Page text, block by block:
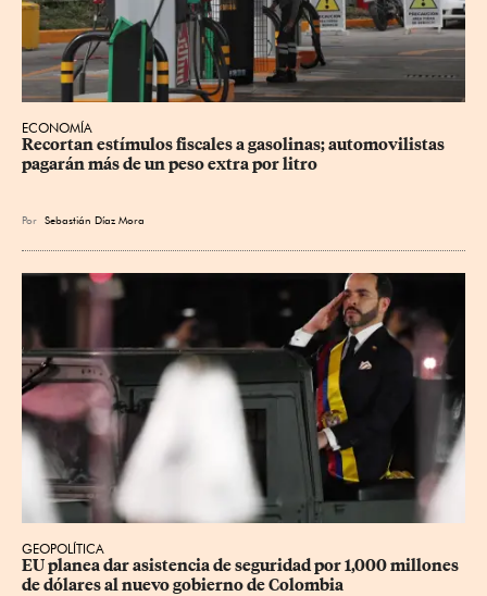
ECONOMÍA
Recortan estímulos fiscales a gasolinas; automovilistas
pagarán más de un peso extra por litro
Por Sebastián Díaz Mora
GEOPOLÍTICA
EU planea dar asistencia de seguridad por 1,000 millones
de dólares al nuevo gobierno de Colombia